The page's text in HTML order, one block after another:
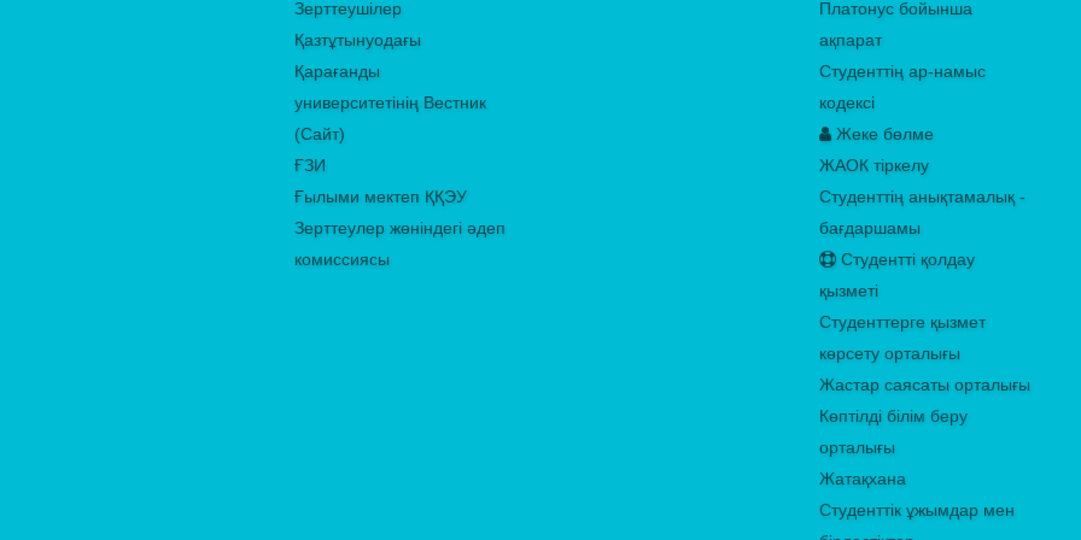
Зерттеушілер
Қазтұтынуодағы
Қарағанды
университетінің Вестник
(Сайт)
ҒЗИ
Ғылыми мектеп ҚҚЭУ
Зерттеулер жөніндегі әдеп
комиссиясы
Платонус бойынша
ақпарат
Студенттің ар-намыс
кодексі
Жеке бөлме
ЖАОК тіркелу
Студенттің анықтамалық -
бағдаршамы
Студентті қолдау
қызметі
Студенттерге қызмет
көрсету орталығы
Жастар саясаты орталығы
Көптілді білім беру
орталығы
Жатақхана
Студенттік ұжымдар мен